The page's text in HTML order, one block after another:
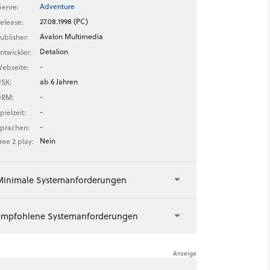
Adventure
27.08.1998 (PC)
Avalon Multimedia
Detalion
-
ab 6 Jahren
-
-
-
2 play:
Nein
Systemanforderungen
Systemanforderungen